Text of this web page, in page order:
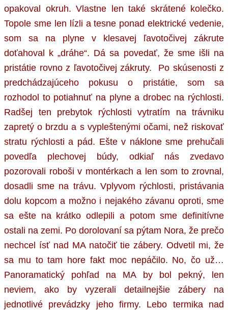
opakoval okruh. Vlastne len také skrátené kolečko.
Topole sme len lízli a tesne ponad elektrické vedenie,
som sa na plyne v klesavej ľavotočivej zákrute
doťahoval k „dráhe“. Dá sa povedať, že sme išli na
pristátie rovno z ľavotočivej zákruty. Po skúsenosti z
predchádzajúceho pokusu o pristátie, som sa
rozhodol to potiahnuť na plyne a drobec na rýchlosti.
Radšej ten prebytok rýchlosti vytratím na trávniku
zapretý o brzdu a s vypleštenými očami, než riskovať
stratu rýchlosti a pád. Ešte v náklone sme prehučali
povedľa plechovej búdy, odkiaľ nás zvedavo
pozorovali roboši v montérkach a len som to zrovnal,
dosadli sme na trávu. Vplyvom rýchlosti, pristávania
dolu kopcom a možno i nejakého závanu oproti, sme
sa ešte na krátko odlepili a potom sme definitívne
ostali na zemi. Po dorolovaní sa pýtam Nora, že prečo
nechcel ísť nad MA natočiť tie zábery. Odvetil mi, že
sa mu to tam hore fakt moc nepáčilo. No, čo už…
Panoramatický pohľad na MA by bol pekný, len
neviem, ako by vyzerali detailnejšie zábery na
jednotlivé prevádzky jeho firmy. Lebo termika nad